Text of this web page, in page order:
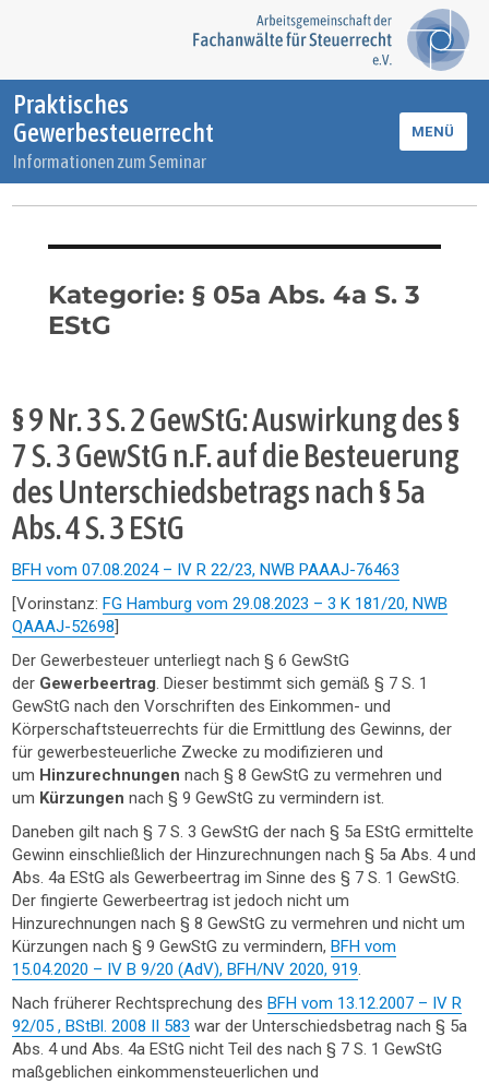
Praktisches
Gewerbesteuerrecht
Informationen zum Seminar
MENÜ
Kategorie: § 05a Abs. 4a S. 3
EStG
§ 9 Nr. 3 S. 2 GewStG: Auswirkung des §
7 S. 3 GewStG n.F. auf die Besteuerung
des Unterschiedsbetrags nach § 5a
Abs. 4 S. 3 EStG
BFH vom 07.08.2024 – IV R 22/23, NWB PAAAJ-76463
[Vorinstanz:FG Hamburg vom 29.08.2023 – 3 K 181/20, NWB
QAAAJ-52698]
Der Gewerbesteuer unterliegt nach § 6 GewStG
der Gewerbeertrag. Dieser bestimmt sich gemäß § 7 S. 1
GewStG nach den Vorschriften des Einkommen- und
Körperschaftsteuerrechts für die Ermittlung des Gewinns, der
für gewerbesteuerliche Zwecke zu modifizieren und
um Hinzurechnungennach § 8 GewStG zu vermehren und
um Kürzungennach § 9 GewStG zu vermindern ist.
Daneben gilt nach § 7 S. 3 GewStG der nach § 5a EStG ermittelte
Gewinn einschließlich der Hinzurechnungen nach § 5a Abs. 4 und
Abs. 4a EStG als Gewerbeertrag im Sinne des § 7 S. 1 GewStG.
Der fingierte Gewerbeertrag ist jedoch nicht um
Hinzurechnungen nach § 8 GewStG zu vermehren und nicht um
Kürzungen nach § 9 GewStG zu vermindern,BFH vom
15.04.2020 – IV B 9/20 (AdV), BFH/NV 2020, 919.
Nach früherer Rechtsprechung desBFH vom 13.12.2007 – IV R
92/05 , BStBl. 2008 II 583 war der Unterschiedsbetrag nach § 5a
Abs. 4 und Abs. 4a EStG nicht Teil des nach § 7 S. 1 GewStG
maßgeblichen einkommensteuerlichen und